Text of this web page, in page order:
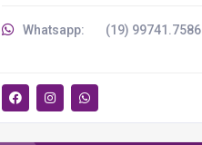
Whatsapp: (19) 99741.7586